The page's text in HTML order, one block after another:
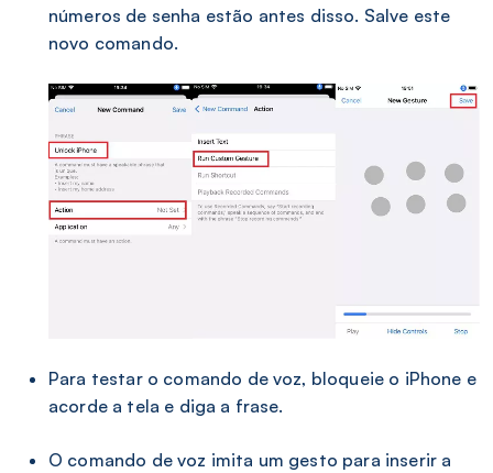
números de senha estão antes disso. Salve este
novo comando.
Para testar o comando de voz, bloqueie o iPhone e
acorde a tela e diga a frase.
O comando de voz imita um gesto para inserir a